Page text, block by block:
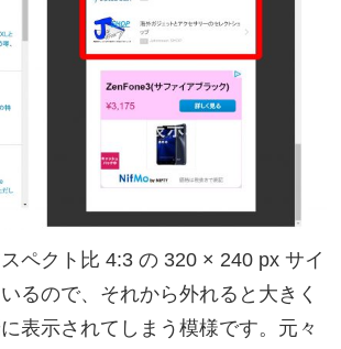
ペクト比 4:3 の 320 × 240 px サイ
るので、それから外れると大きく
表示されてしまう模様です。元々